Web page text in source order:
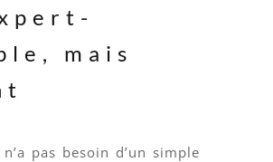
mais
pas besoin d’un simple